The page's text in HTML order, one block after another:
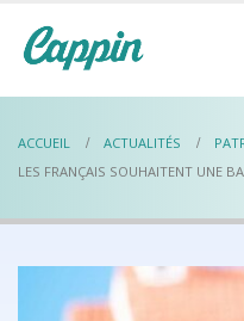
ACCUEIL ACTUALITÉS
LES FRANÇAIS SOUHAITENT UNE